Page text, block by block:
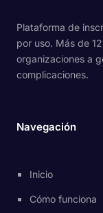
Plataforma de
por uso. Más de
organizaciones a
complicaciones.
Navegación
Inicio
Cómo funciona